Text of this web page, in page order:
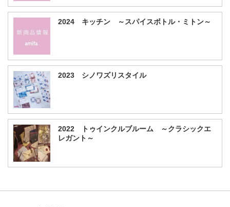
2024 キッチン ～スパイスボトル・ミトン～
2023 シノワズリスタイル
2022 トゥインクルブルーム ～クラシックエ
レガント～